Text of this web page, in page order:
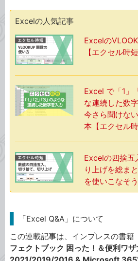
Excelの人気記事
Excelの
【エクセル時短
Excel で「1」
な連続した数
今さら聞けな
本【エクセル時
Excelの四捨五
り上げを総ま
を使いこなそ
「Excel Q&A」について
この連載記事は、インプレスの書籍
フェクトブック 困った！＆便利ワ